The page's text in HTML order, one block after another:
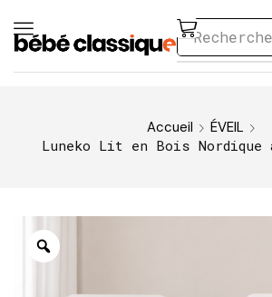
Accueil
ÉVEIL
Luneko Lit en Bois